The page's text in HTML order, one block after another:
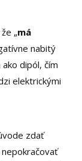
„má
nabitý
dipól, čím
elektrickými
zdať